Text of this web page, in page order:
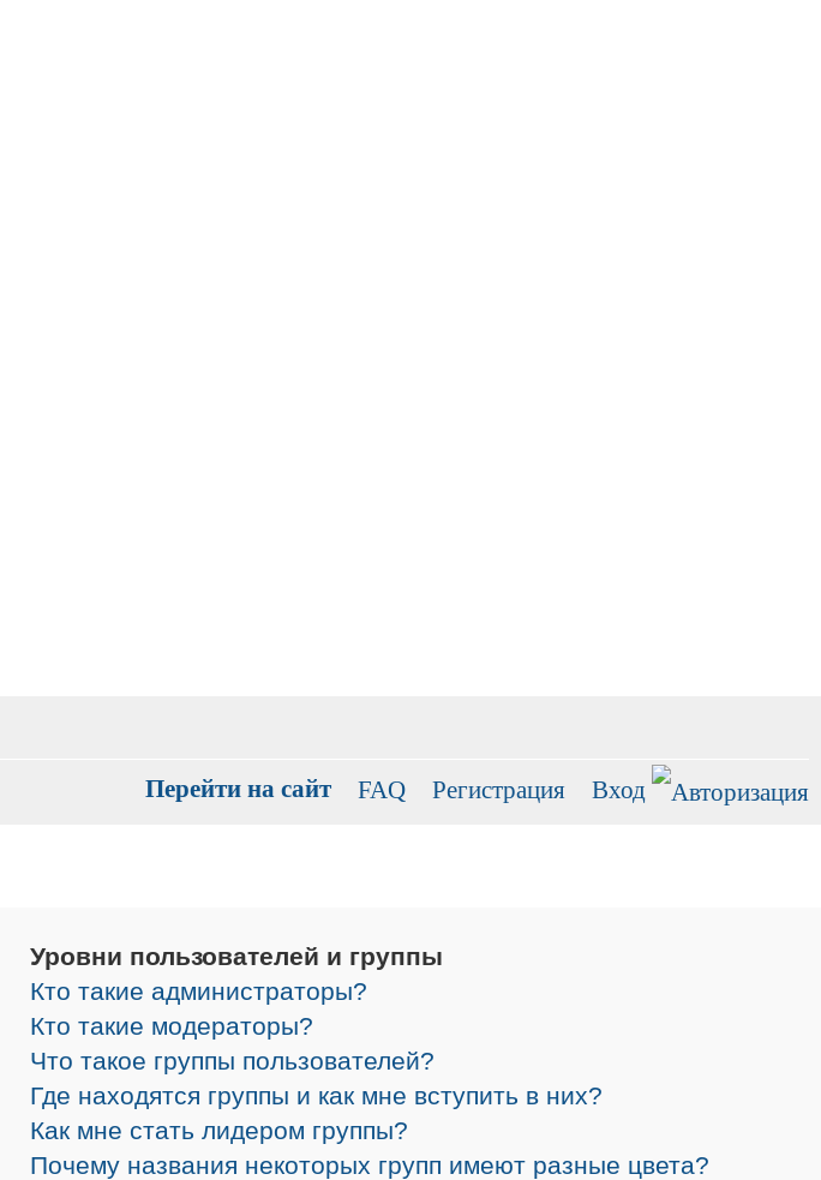
Перейти на сайт FAQ Регистрация Вход
Уровни пользователей и группы
Кто такие администраторы?
Кто такие модераторы?
Что такое группы пользователей?
Где находятся группы и как мне вступить в них?
Как мне стать лидером группы?
Почему названия некоторых групп имеют разные цвета?